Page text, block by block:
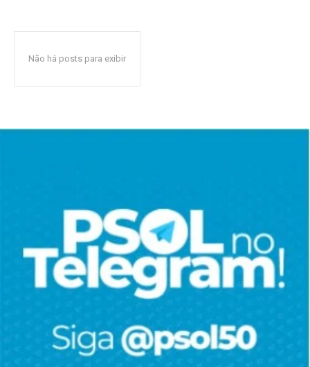
Não há posts para exibir